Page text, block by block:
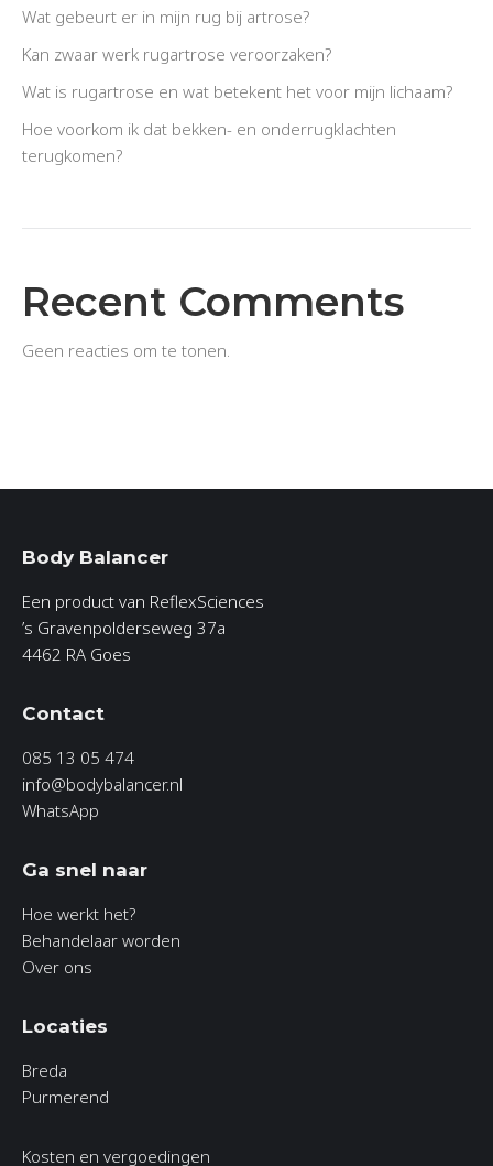
Wat gebeurt er in mijn rug bij artrose?
Kan zwaar werk rugartrose veroorzaken?
Wat is rugartrose en wat betekent het voor mijn lichaam?
Hoe voorkom ik dat bekken- en onderrugklachten
terugkomen?
Recent Comments
Geen reacties om te tonen.
Body Balancer
Een product van ReflexSciences
’s Gravenpolderseweg 37a
4462 RA Goes
Contact
085 13 05 474
info@bodybalancer.nl
WhatsApp
Ga snel naar
Hoe werkt het?
Behandelaar worden
Over ons
Locaties
Breda
Purmerend
Kosten en vergoedingen